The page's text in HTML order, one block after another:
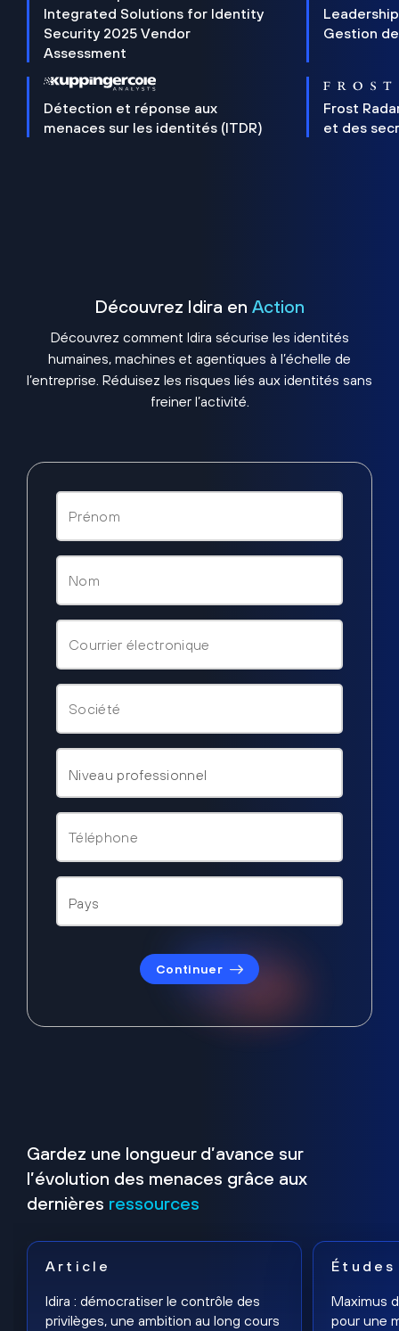
Integrated Solutions for Identity
Security 2025 Vendor
Assessment
Gestion
Détection et réponse aux
menaces sur les identités (ITDR)
Frost
et des
Découvrez Idira en Action
Découvrez comment Idira sécurise les identités
humaines, machines et agentiques à l’échelle de
l’entreprise. Réduisez les risques liés aux identités sans
freiner l’activité.
Continuer
Gardez une longueur d’avance sur
l’évolution des menaces grâce aux
dernières ressources
Article
Idira : démocratiser le contrôle des
privilèges, une ambition au long cours
Études
Maximus
pour une